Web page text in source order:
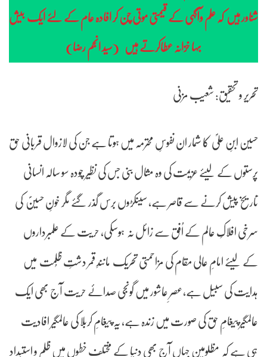
شناور ہیں کہ علم وآگہی کے قیمتی موتی چُن کر افادہ عام کے لئے ایک بیش
بہا خزانہ عطاکرتے ہیں (سید انجم رضا)
تحریر و تحقیق: شعیب مزنی
حسین ابنِ علیؐ کا شمار ان نفوسِ محترمہ میں ہوتا ہے جن کی لازوال قربانی حق
پرستوں کے لیئے عزیمت کی وہ مثال بنی جس کی نظیر چودہ سو سالہ انسانی
تاریخ پیش کرنے سے قاصر ہے، سینکڑوں برس گذر گئے مگر خونِ حسینؐ کی
سرخی افلاکِ عالم کے اُفق سے زائل نہ ہوسکی، حریت کے علمبرداروں
کے لیئے امامِ عالی مقام کی مزاحمتی تحریک مانندِ قمر دشتِ ظُلمت میں
ہدایت کی سبیل ہے،عصرِ عاشور میں گونجی صدائے حریت آج بھی ایک
عالمگیر پیغامِ حق کی صورت میں زندہ ہے، یہ پیغامِ کربلا کی عالمگیر افادیت
ہی ہے کہ مظلومینِ جہاں آج بھی دنیا کے مختلف خطوں میں ظلم و استبداد